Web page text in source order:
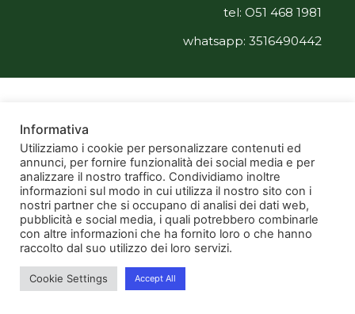
tel: O51 468 1981
whatsapp: 3516490442
Informativa
Utilizziamo i cookie per personalizzare contenuti ed
annunci, per fornire funzionalità dei social media e per
analizzare il nostro traffico. Condividiamo inoltre
informazioni sul modo in cui utilizza il nostro sito con i
nostri partner che si occupano di analisi dei dati web,
pubblicità e social media, i quali potrebbero combinarle
con altre informazioni che ha fornito loro o che hanno
raccolto dal suo utilizzo dei loro servizi.
Cookie Settings Accept All